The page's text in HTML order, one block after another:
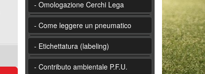
- Omologazione Cerchi Lega
- Come leggere un pneumatico
- Etichettatura (labeling)
- Contributo ambientale P.F.U.